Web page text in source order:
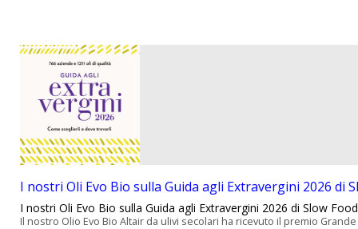
I nostri Oli Evo Bio sulla Guida agli Extravergini 2026 di
I nostri Oli Evo Bio sulla Guida agli Extravergini 2026 di Slow
Il nostro Olio Evo Bio Altair da ulivi secolari ha ricevuto il premio